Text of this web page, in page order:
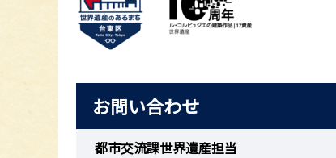
お問い合わせ
都市交流課世界遺産担当